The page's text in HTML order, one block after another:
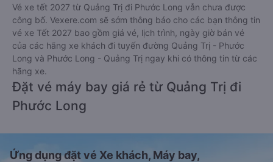
Vé xe tết 2027 từ Quảng Trị đi Phước Long vẫn chưa được
công bố. Vexere.com sẽ sớm thông báo cho các bạn thông tin
vé xe Tết 2027 bao gồm giá vé, lịch trình, ngày giờ bán vé
của các hãng xe khách đi tuyến đường Quảng Trị - Phước
Long và Phước Long - Quảng Trị ngay khi có thông tin từ các
hãng xe.
Đặt vé máy bay giá rẻ từ Quảng Trị đi
Phước Long
Ứng dụng đặt vé Xe khách, Máy bay,